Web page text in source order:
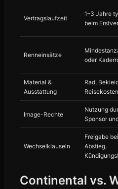
Vertragslaufzeit
1–3 Jahre
beim
Renneinsätze
oder
Material &
Ausstattung
Rad,
Reisekosten
Image-Rechte
Nutzung
Sponsor
Wechselklauseln
Freigabe bei
Abstieg,
Continental vs.